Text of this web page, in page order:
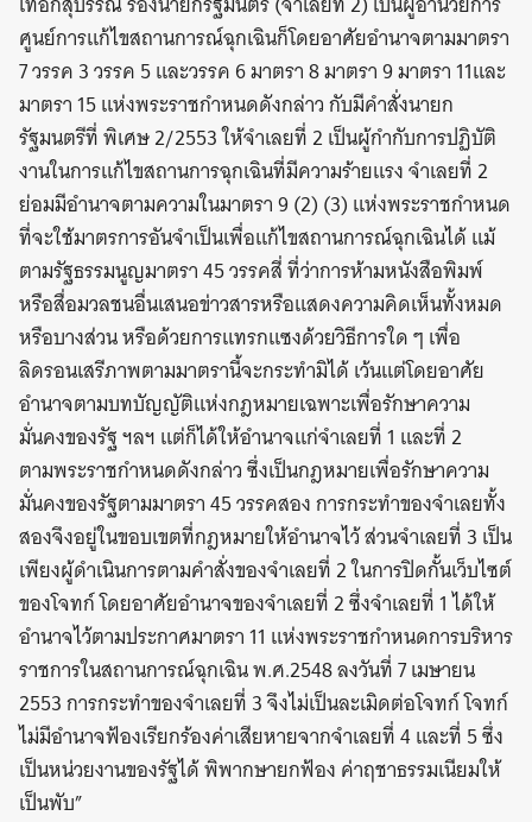
ศูนย์การแก้ไขสถานการณ์ฉุกเฉินก็โดยอาศัยอำนาจตามมาตรา
7 วรรค 3 วรรค 5 และวรรค 6 มาตรา 8 มาตรา 9 มาตรา 11และ
มาตรา 15 แห่งพระราชกำหนดดังกล่าว กับมีคำสั่งนายก
รัฐมนตรีที่ พิเศษ 2/2553 ให้จำเลยที่ 2 เป็นผู้กำกับการปฏิบัติ
งานในการแก้ไขสถานการฉุกเฉินที่มีความร้ายแรง จำเลยที่ 2
ย่อมมีอำนาจตามความในมาตรา 9 (2) (3) แห่งพระราชกำหนด
ที่จะใช้มาตรการอันจำเป็นเพื่อแก้ไขสถานการณ์ฉุกเฉินได้ แม้
ตามรัฐธรรมนูญมาตรา 45 วรรคสี่ ที่ว่าการห้ามหนังสือพิมพ์
หรือสื่อมวลชนอื่นเสนอข่าวสารหรือแสดงความคิดเห็นทั้งหมด
หรือบางส่วน หรือด้วยการแทรกแซงด้วยวิธีการใด ๆ เพื่อ
ลิดรอนเสรีภาพตามมาตรานี้จะกระทำมิได้ เว้นแต่โดยอาศัย
อำนาจตามบทบัญญัติแห่งกฎหมายเฉพาะเพื่อรักษาความ
มั่นคงของรัฐ ฯลฯ แต่ก็ได้ให้อำนาจแก่จำเลยที่ 1 และที่ 2
ตามพระราชกำหนดดังกล่าว ซึ่งเป็นกฎหมายเพื่อรักษาความ
มั่นคงของรัฐตามมาตรา 45 วรรคสอง การกระทำของจำเลยทั้ง
สองจึงอยู่ในขอบเขตที่กฎหมายให้อำนาจไว้ ส่วนจำเลยที่ 3 เป็น
เพียงผู้ดำเนินการตามคำสั่งของจำเลยที่ 2 ในการปิดกั้นเว็บไซต์
ของโจทก์ โดยอาศัยอำนาจของจำเลยที่ 2 ซึ่งจำเลยที่ 1 ได้ให้
อำนาจไว้ตามประกาศมาตรา 11 แห่งพระราชกำหนดการบริหาร
ราชการในสถานการณ์ฉุกเฉิน พ.ศ.2548 ลงวันที่ 7 เมษายน
2553 การกระทำของจำเลยที่ 3 จึงไม่เป็นละเมิดต่อโจทก์ โจทก์
ไม่มีอำนาจฟ้องเรียกร้องค่าเสียหายจากจำเลยที่ 4 และที่ 5 ซึ่ง
เป็นหน่วยงานของรัฐได้ พิพากษายกฟ้อง ค่าฤชาธรรมเนียมให้
เป็นพับ”